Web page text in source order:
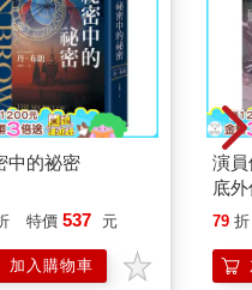
中的祕密
特價 537 元
加入購物車
演
底
79 折